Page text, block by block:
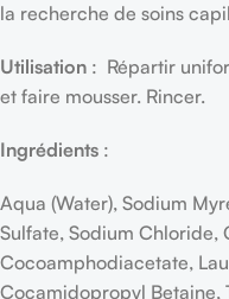
la recherche de soins
Utilisation : Répartir
et faire mousser. Rincer.
Ingrédients :
Aqua (Water), Sodium
Sulfate, Sodium Chloride,
Cocoamphodiacetate,
Cocamidopropyl Betaine,